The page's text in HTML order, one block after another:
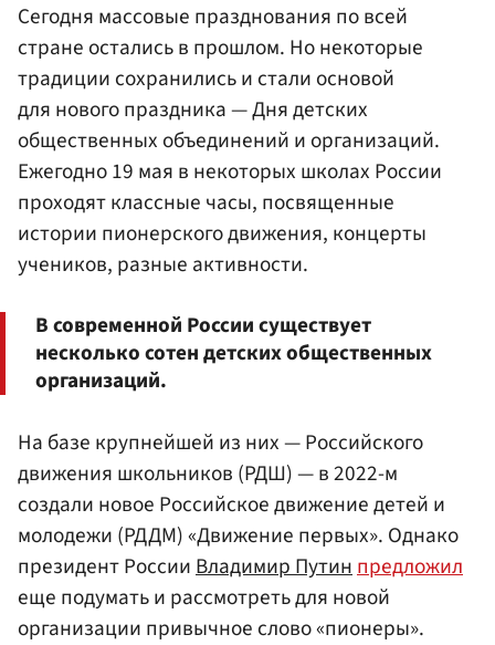
Сегодня массовые празднования по всей
стране остались в прошлом. Но некоторые
традиции сохранились и стали основой
для нового праздника — Дня детских
общественных объединений и организаций.
Ежегодно 19 мая в некоторых школах России
проходят классные часы, посвященные
истории пионерского движения, концерты
учеников, разные активности.
В современной России существует
несколько сотен детских общественных
организаций.
На базе крупнейшей из них — Российского
движения школьников (РДШ) — в 2022-м
создали новое Российское движение детей и
молодежи (РДДМ) «Движение первых». Однако
президент РоссииВладимир Путинпредложил
еще подумать и рассмотреть для новой
организации привычное слово «пионеры».